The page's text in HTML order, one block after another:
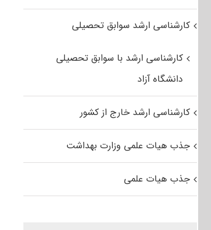
کارشناسی ارشد سوابق تحصیلی
کارشناسی ارشد با سوابق تحصیلی
دانشگاه آزاد
کارشناسی ارشد خارج از کشور
جذب هیات علمی وزارت بهداشت
جذب هیات علمی